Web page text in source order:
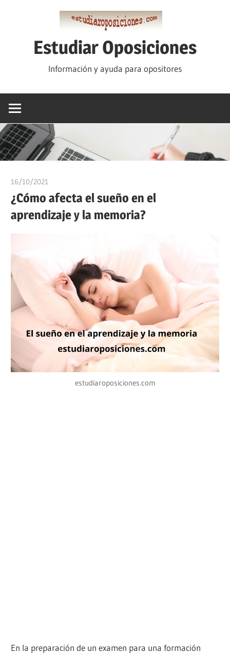
Estudiar Oposiciones
Información y ayuda para opositores
16/10/2021
¿Cómo afecta el sueño en el
aprendizaje y la memoria?
estudiaroposiciones.com
En la preparación de un examen para una formación